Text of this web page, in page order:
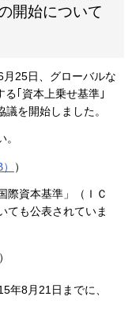
開始について
25日、グローバルな
｢資本上乗せ基準｣
を開始しました。
）
際資本基準」（ＩＣ
ても公表されていま
）
年8月21日までに、